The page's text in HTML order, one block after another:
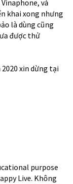
và
khai xong nhưng
là dùng cũng
được thử
xin dừng tại
purpose
Live. Không